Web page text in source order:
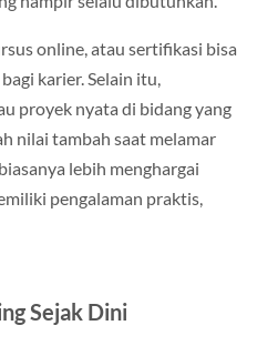
online, atau sertifikasi bisa
karier. Selain itu,
proyek nyata di bidang yang
nilai tambah saat melamar
lebih menghargai
pengalaman praktis,
Sejak Dini